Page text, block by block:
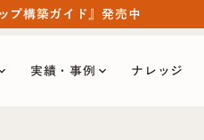
プ構築ガイド』発売中
実績・事例 keyboard_arrow_down ナレッジ